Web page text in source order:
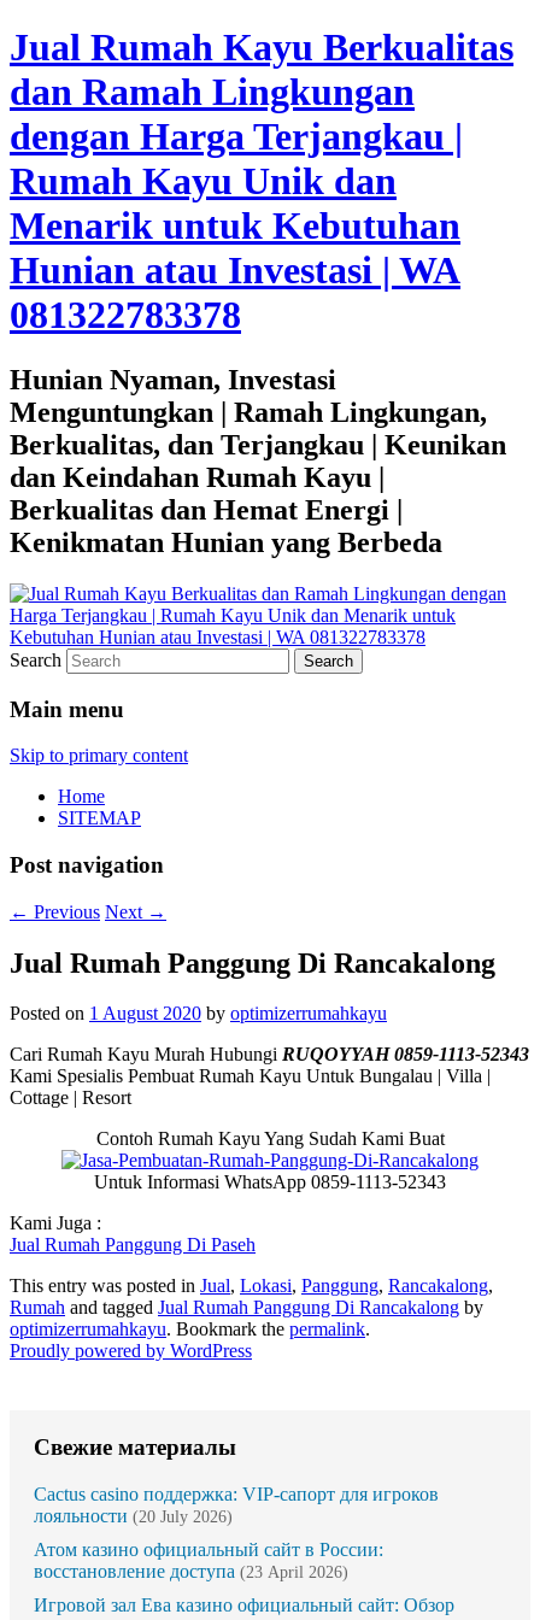
Jual Rumah Kayu Berkualitas
dan Ramah Lingkungan
dengan Harga Terjangkau |
Rumah Kayu Unik dan
Menarik untuk Kebutuhan
Hunian atau Investasi | WA
081322783378
Hunian Nyaman, Investasi
Menguntungkan | Ramah Lingkungan,
Berkualitas, dan Terjangkau | Keunikan
dan Keindahan Rumah Kayu |
Berkualitas dan Hemat Energi |
Kenikmatan Hunian yang Berbeda
Search
Main menu
Skip to primary content
Home
SITEMAP
Post navigation
← Previous Next →
Jual Rumah Panggung Di Rancakalong
Posted on 1 August 2020 by optimizerrumahkayu
Cari Rumah Kayu Murah Hubungi RUQOYYAH 0859-1113-52343
Kami Spesialis Pembuat Rumah Kayu Untuk Bungalau | Villa |
Cottage | Resort
Contoh Rumah Kayu Yang Sudah Kami Buat
Untuk Informasi WhatsApp 0859-1113-52343
Kami Juga :
Jual Rumah Panggung Di Paseh
This entry was posted in Jual, Lokasi, Panggung, Rancakalong,
Rumah and tagged Jual Rumah Panggung Di Rancakalong by
optimizerrumahkayu. Bookmark the permalink.
Proudly powered by WordPress
Свежие материалы
Cactus casino поддержка: VIP-сапорт для игроков
лояльности (20 July 2026)
Атом казино официальный сайт в России:
восстановление доступа (23 April 2026)
Игровой зал Ева казино официальный сайт: Обзор